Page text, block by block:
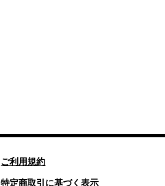
ご利用規約
特定商取引に基づく表示